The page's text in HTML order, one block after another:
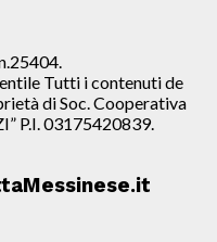
Tutti i contenuti de
di Soc. Cooperativa
P.I. 03175420839.